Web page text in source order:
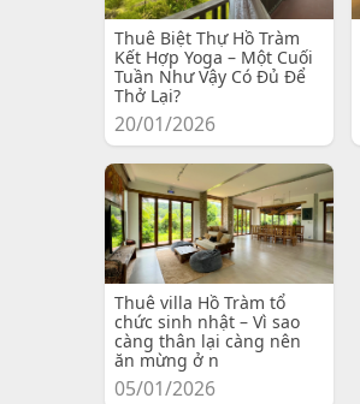
Thuê Biệt Thự Hồ Tràm
Kết Hợp Yoga – Một Cuối
Tuần Như Vậy Có Đủ Để
Thở Lại?
20/01/2026
Thuê villa Hồ Tràm tổ
chức sinh nhật – Vì sao
càng thân lại càng nên
ăn mừng ở n
05/01/2026